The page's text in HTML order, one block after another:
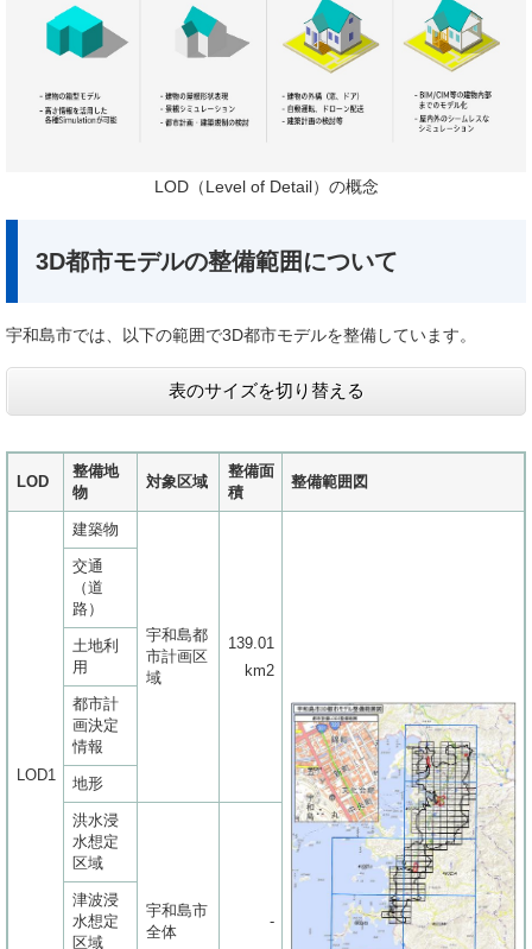
​LOD（Level of Detail）の概念
3D都市モデルの整備範囲について
宇和島市では、以下の範囲で3D都市モデルを整備しています。
表のサイズを切り替える
LOD
整備地
物
対象区域
整備面
積
整備範囲図
LOD1
建築物
宇和島都
市計画区
域
139.01
km2
交通
（道
路）
土地利
用
都市計
画決定
情報
地形
洪水浸
水想定
区域
宇和島市
全体
-
津波浸
水想定
区域